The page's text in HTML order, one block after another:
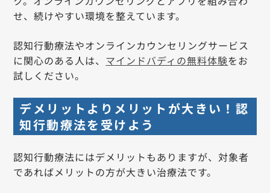
せ、続けやすい環境を整えています。
認知行動療法やオンラインカウンセリングサービス
に関心のある人は、 マインドバディの無料体験をお
試しください。
デメリットよりメリットが大きい！認
知行動療法を受けよう
認知行動療法にはデメリットもありますが、対象者
であればメリットの方が大きい治療法です。